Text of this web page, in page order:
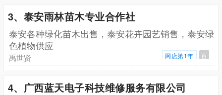
3、泰安雨林苗木专业合作社
泰安各种绿化苗木出售，泰安花卉园艺销售，泰安绿
色植物供应
禹世贤 网店第1年 百
4、广西蓝天电子科技维修服务有限公司